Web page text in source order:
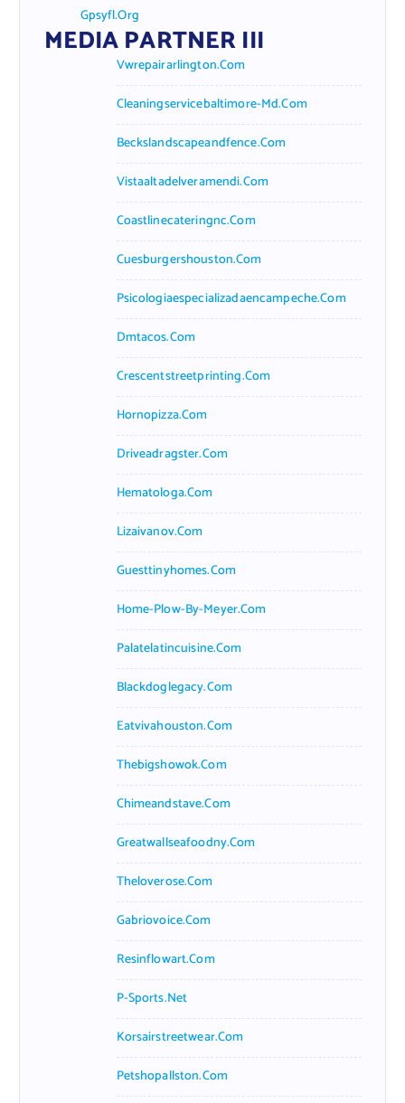
Gpsyfl.org
MEDIA PARTNER III
Vwrepairarlington.com
Cleaningservicebaltimore-Md.com
Beckslandscapeandfence.com
Vistaaltadelveramendi.com
Coastlinecateringnc.com
Cuesburgershouston.com
Psicologiaespecializadaencampeche.com
Dmtacos.com
Crescentstreetprinting.com
Hornopizza.com
Driveadragster.com
Hematologa.com
Lizaivanov.com
Guesttinyhomes.com
Home-Plow-By-Meyer.com
Palatelatincuisine.com
Blackdoglegacy.com
Eatvivahouston.com
Thebigshowok.com
Chimeandstave.com
Greatwallseafoodny.com
Theloverose.com
Gabriovoice.com
Resinflowart.com
P-Sports.net
Korsairstreetwear.com
Petshopallston.com